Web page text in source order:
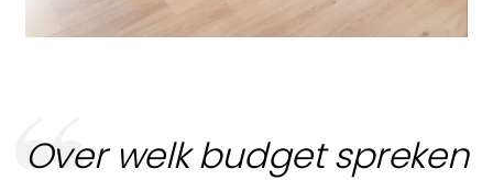
Over welk budget spreken